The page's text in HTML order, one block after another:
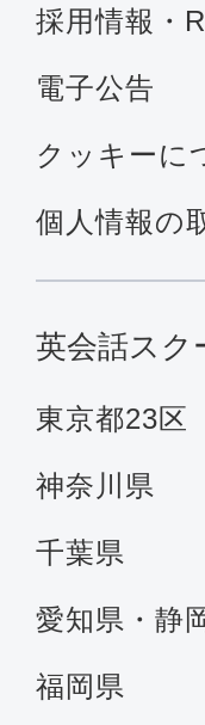
採用情報・
電子公告
クッキーに
個人情報の
英会話スク
東京都23区
神奈川県
千葉県
愛知県・静
福岡県